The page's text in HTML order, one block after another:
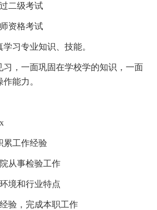
二级考试
资格考试
习专业知识、技能。
习，一面巩固在学校学的知识，一面
能力。
累工作经验
从事检验工作
境和行业特点
验，完成本职工作